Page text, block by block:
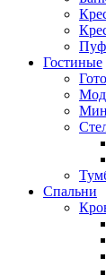
Гостиные
Спальни